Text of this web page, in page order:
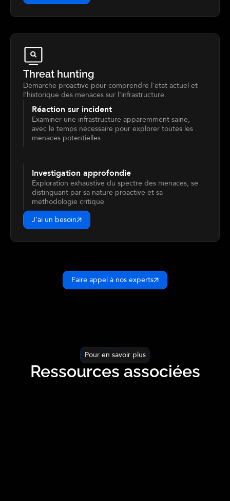
Threat hunting
Démarche proactive pour comprendre l'état actuel et
l'historique des menaces sur l'infrastructure.
J’ai un besoin
Réaction sur incident
Examiner une infrastructure apparemment saine,
avec le temps nécessaire pour explorer toutes les
menaces potentielles.
Investigation approfondie
Exploration exhaustive du spectre des menaces, se
distinguant par sa nature proactive et sa
méthodologie critique
Faire appel à nos experts
Pour en savoir plus
Ressources associées